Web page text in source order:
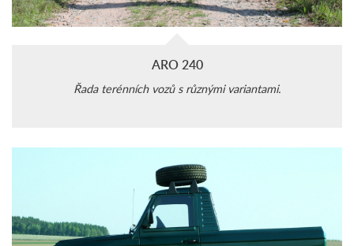
ARO 240
Řada terénních vozů s různými variantami.